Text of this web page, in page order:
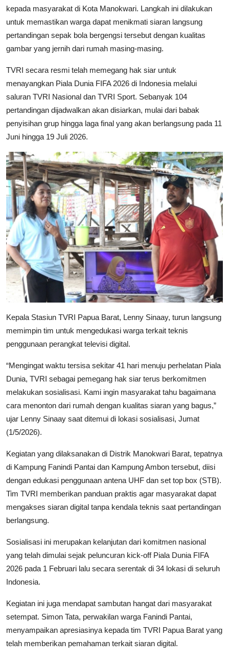
kepada masyarakat di Kota Manokwari. Langkah ini dilakukan
untuk memastikan warga dapat menikmati siaran langsung
pertandingan sepak bola bergengsi tersebut dengan kualitas
gambar yang jernih dari rumah masing-masing.
TVRI secara resmi telah memegang hak siar untuk
menayangkan Piala Dunia FIFA 2026 di Indonesia melalui
saluran TVRI Nasional dan TVRI Sport. Sebanyak 104
pertandingan dijadwalkan akan disiarkan, mulai dari babak
penyisihan grup hingga laga final yang akan berlangsung pada 11
Juni hingga 19 Juli 2026.
Kepala Stasiun TVRI Papua Barat, Lenny Sinaay, turun langsung
memimpin tim untuk mengedukasi warga terkait teknis
penggunaan perangkat televisi digital.
“Mengingat waktu tersisa sekitar 41 hari menuju perhelatan Piala
Dunia, TVRI sebagai pemegang hak siar terus berkomitmen
melakukan sosialisasi. Kami ingin masyarakat tahu bagaimana
cara menonton dari rumah dengan kualitas siaran yang bagus,”
ujar Lenny Sinaay saat ditemui di lokasi sosialisasi, Jumat
(1/5/2026).
Kegiatan yang dilaksanakan di Distrik Manokwari Barat, tepatnya
di Kampung Fanindi Pantai dan Kampung Ambon tersebut, diisi
dengan edukasi penggunaan antena UHF dan set top box (STB).
Tim TVRI memberikan panduan praktis agar masyarakat dapat
mengakses siaran digital tanpa kendala teknis saat pertandingan
berlangsung.
Sosialisasi ini merupakan kelanjutan dari komitmen nasional
yang telah dimulai sejak peluncuran kick-off Piala Dunia FIFA
2026 pada 1 Februari lalu secara serentak di 34 lokasi di seluruh
Indonesia.
Kegiatan ini juga mendapat sambutan hangat dari masyarakat
setempat. Simon Tata, perwakilan warga Fanindi Pantai,
menyampaikan apresiasinya kepada tim TVRI Papua Barat yang
telah memberikan pemahaman terkait siaran digital.